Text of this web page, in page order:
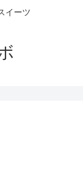
イーツ